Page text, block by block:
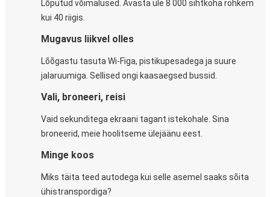
Lõputud võimalused. Avasta üle 8 000 sihtkoha rohkem
kui 40 riigis.
Mugavus liikvel olles
Lõõgastu tasuta Wi-Figa, pistikupesadega ja suure
jalaruumiga. Sellised ongi kaasaegsed bussid.
Vali, broneeri, reisi
Vaid sekunditega ekraani tagant istekohale. Sina
broneerid, meie hoolitseme ülejäänu eest.
Minge koos
Miks täita teed autodega kui selle asemel saaks sõita
ühistranspordiga?